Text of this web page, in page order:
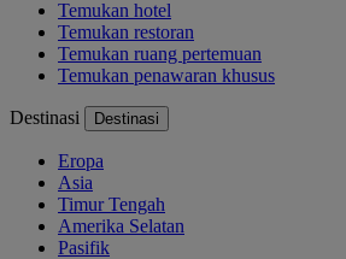
Temukan hotel
Temukan restoran
Temukan ruang pertemuan
Temukan penawaran khusus
Destinasi Destinasi
Eropa
Asia
Timur Tengah
Amerika Selatan
Pasifik